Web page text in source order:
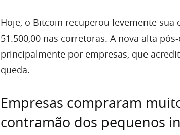
Hoje, o Bitcoin recuperou levemente sua
51.500,00 nas corretoras. A nova alta
principalmente por empresas, que
queda.
Empresas compraram
contramão dos pequenos